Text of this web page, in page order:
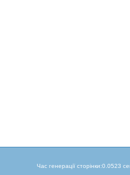
Час генерації сторінки:0.0523